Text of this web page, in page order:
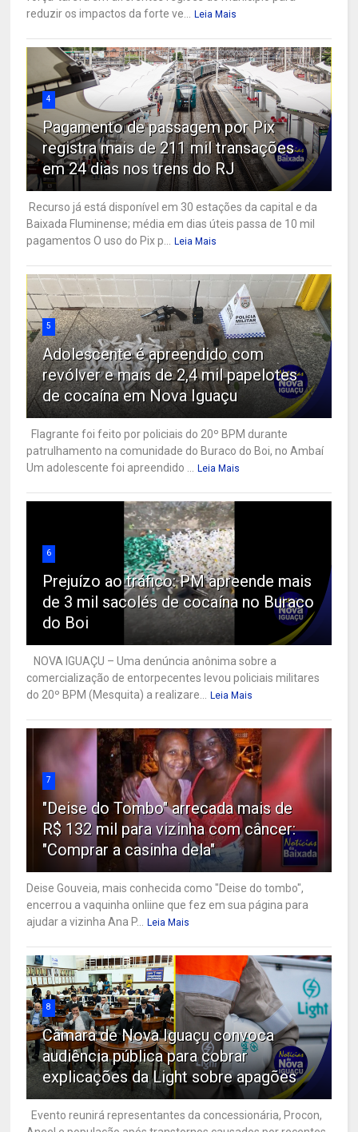
reduzir os impactos da forte ve...
Leia Mais
4
Pagamento de passagem por Pix
registra mais de 211 mil transações
em 24 dias nos trens do RJ
Recurso já está disponível em 30 estações da capital e da
Baixada Fluminense; média em dias úteis passa de 10 mil
pagamentos O uso do Pix p...
Leia Mais
5
Adolescente é apreendido com
revólver e mais de 2,4 mil papelotes
de cocaína em Nova Iguaçu
Flagrante foi feito por policiais do 20º BPM durante
patrulhamento na comunidade do Buraco do Boi, no Ambaí
Um adolescente foi apreendido ...
Leia Mais
6
Prejuízo ao tráfico: PM apreende mais
de 3 mil sacolés de cocaína no Buraco
do Boi
NOVA IGUAÇU – Uma denúncia anônima sobre a
comercialização de entorpecentes levou policiais militares
do 20º BPM (Mesquita) a realizare...
Leia Mais
7
"Deise do Tombo" arrecada mais de
R$ 132 mil para vizinha com câncer:
"Comprar a casinha dela"
Deise Gouveia, mais conhecida como "Deise do tombo",
encerrou a vaquinha onliine que fez em sua página para
ajudar a vizinha Ana P...
Leia Mais
8
Câmara de Nova Iguaçu convoca
audiência pública para cobrar
explicações da Light sobre apagões
Evento reunirá representantes da concessionária, Procon,